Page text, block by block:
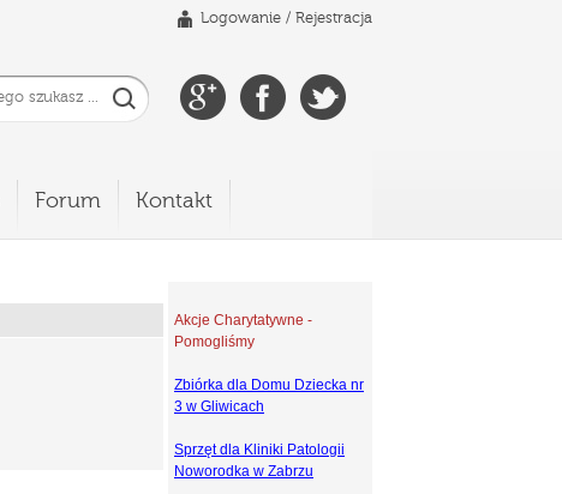
Logowanie / Rejestracja
Forum Kontakt
Akcje Charytatywne -
Pomogliśmy
Zbiórka dla Domu Dziecka nr
3 w Gliwicach
Sprzęt dla Kliniki Patologii
Noworodka w Zabrzu